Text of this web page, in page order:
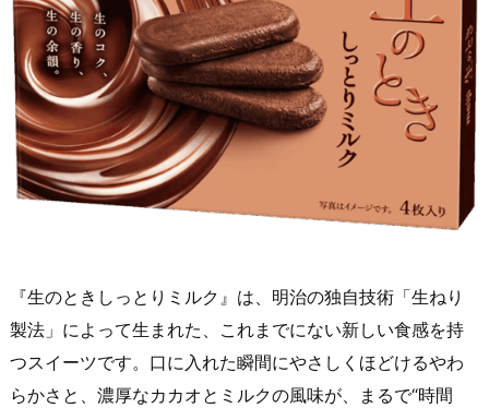
『生のときしっとりミルク』は、明治の独自技術「生ねり
製法」によって生まれた、これまでにない新しい食感を持
つスイーツです。口に入れた瞬間にやさしくほどけるやわ
らかさと、濃厚なカカオとミルクの風味が、まるで“時間